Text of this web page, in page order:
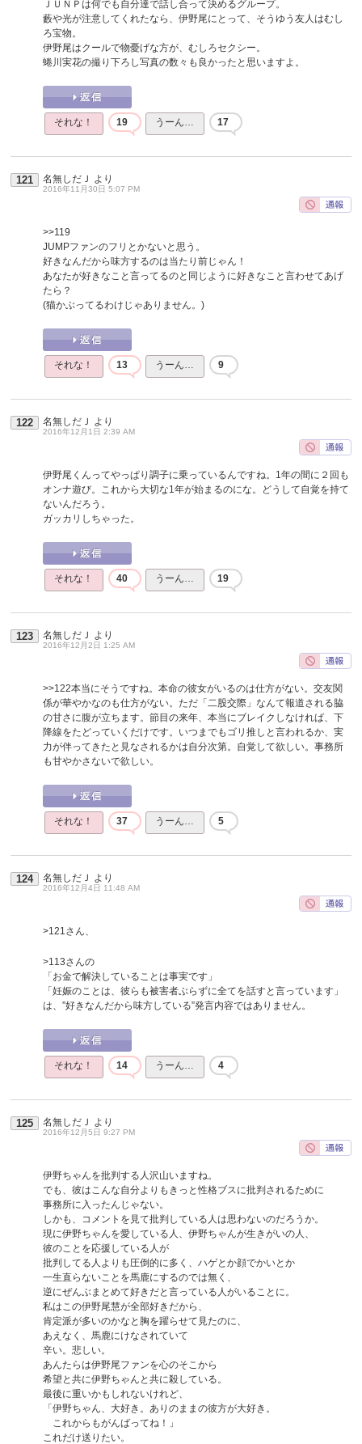
ＪＵＮＰは何でも自分達で話し合って決めるグループ。
藪や光が注意してくれたなら、伊野尾にとって、そうゆう友人はむし
ろ宝物。
伊野尾はクールで物憂げな方が、むしろセクシー。
蜷川実花の撮り下ろし写真の数々も良かったと思いますよ。
それな！ 19 うーん… 17
121 名無しだＪ より
2016年11月30日 5:07 PM
>>119
JUMPファンのフリとかないと思う。
好きなんだから味方するのは当たり前じゃん！
あなたが好きなこと言ってるのと同じように好きなこと言わせてあげ
たら？
(猫かぶってるわけじゃありません。)
それな！ 13 うーん… 9
122 名無しだＪ より
2016年12月1日 2:39 AM
伊野尾くんってやっぱり調子に乗っているんですね。1年の間に２回も
オンナ遊び。これから大切な1年が始まるのにな。どうして自覚を持て
ないんだろう。
ガッカリしちゃった。
それな！ 40 うーん… 19
123 名無しだＪ より
2016年12月2日 1:25 AM
>>122本当にそうですね。本命の彼女がいるのは仕方がない。交友関
係が華やかなのも仕方がない。ただ「二股交際」なんて報道される脇
の甘さに腹が立ちます。節目の来年、本当にブレイクしなければ、下
降線をたどっていくだけです。いつまでもゴリ推しと言われるか、実
力が伴ってきたと見なされるかは自分次第。自覚して欲しい。事務所
も甘やかさないで欲しい。
それな！ 37 うーん… 5
124 名無しだＪ より
2016年12月4日 11:48 AM
>121さん、
>113さんの
「お金で解決していることは事実です」
「妊娠のことは、彼らも被害者ぶらずに全てを話すと言っています」
は、”好きなんだから味方している”発言内容ではありません。
それな！ 14 うーん… 4
125 名無しだＪ より
2016年12月5日 9:27 PM
伊野ちゃんを批判する人沢山いますね。
でも、彼はこんな自分よりもきっと性格ブスに批判されるために
事務所に入ったんじゃない。
しかも、コメントを見て批判している人は思わないのだろうか。
現に伊野ちゃんを愛している人、伊野ちゃんが生きがいの人、
彼のことを応援している人が
批判してる人よりも圧倒的に多く、ハゲとか顔でかいとか
一生直らないことを馬鹿にするのでは無く、
逆にぜんぶまとめて好きだと言っている人がいることに。
私はこの伊野尾慧が全部好きだから、
肯定派が多いのかなと胸を躍らせて見たのに、
あえなく、馬鹿にけなされていて
辛い。悲しい。
あんたらは伊野尾ファンを心のそこから
希望と共に伊野ちゃんと共に殺している。
最後に重いかもしれないけれど、
「伊野ちゃん、大好き。ありのままの彼方が大好き。
これからもがんばってね！」
これだけ送りたい。